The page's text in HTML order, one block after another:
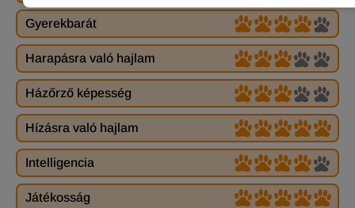
Gyerekbarát
Harapásra való hajlam
Házőrző képesség
Hízásra való hajlam
Intelligencia
Játékosság